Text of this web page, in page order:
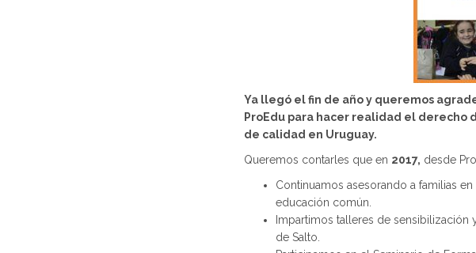
Ya llegó el fin de año y queremos
ProEdu para hacer realidad el derecho
de calidad en Uruguay.
Queremos contarles que en 2017, desde
Continuamos asesorando a familias
educación común.
Impartimos talleres de
de Salto.